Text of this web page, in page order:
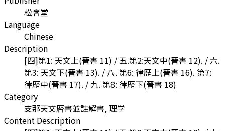
松會堂
Language
Chinese
Description
[四]第1: 天文上(晉書 11) / 五.第2:天文中(晉書 12). / 六.
第3: 天文下(晉書 13). / 八. 第6: 律歴上(晉書 16). 第7:
律歴中(晉書 17). / 九. 第8: 律歴下(晉書 18)
Category
支那天文暦書並註解書, 理学
Content Description